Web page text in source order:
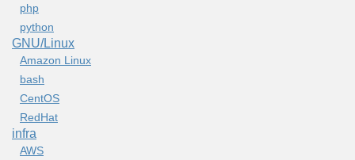
php
python
GNU/Linux
Amazon Linux
bash
CentOS
RedHat
infra
AWS